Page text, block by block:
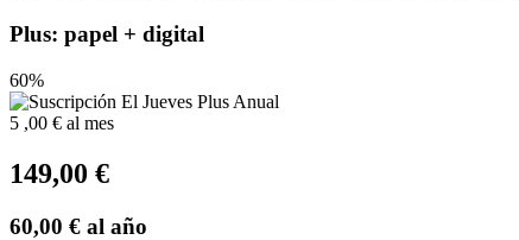
Plus: papel + digital
60%
5 ,00 € al mes
149,00 €
60,00 € al año